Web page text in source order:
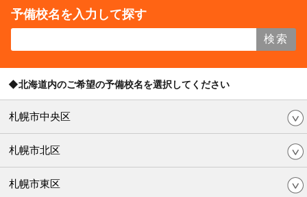
予備校名を入力して探す
検索
◆北海道内のご希望の予備校名を選択してください
札幌市中央区
札幌市北区
札幌市東区